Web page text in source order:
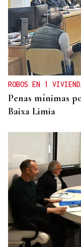
ROBOS EN 1
Penas mínimas
Baixa Limia